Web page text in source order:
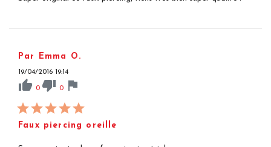
Par Emma O.
19/04/2016 19:14
thumb_up 0 thumb_down 0 flag
Faux piercing oreille